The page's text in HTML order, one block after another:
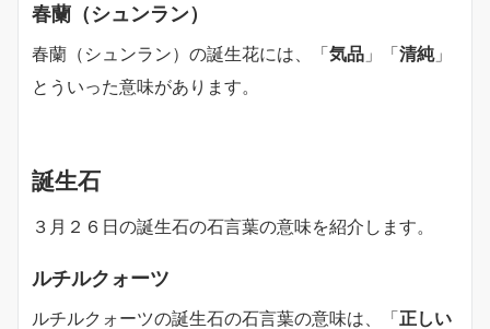
春蘭（シュンラン）
春蘭（シュンラン）の誕生花には、「 気品 」「 清純」
とういった意味があります。
誕生石
３月２６日の誕生石の石言葉の意味を紹介します。
ルチルクォーツ
ルチルクォーツの誕生石の石言葉の意味は、「 正しい